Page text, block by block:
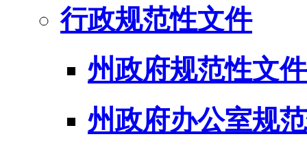
行政规范性文件
州政府规范性文件
州政府办公室规